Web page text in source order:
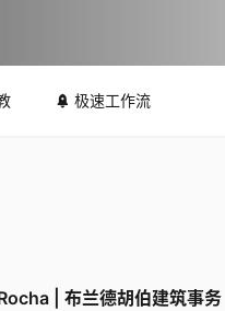
极速工作流
| 布兰德胡伯建筑事务